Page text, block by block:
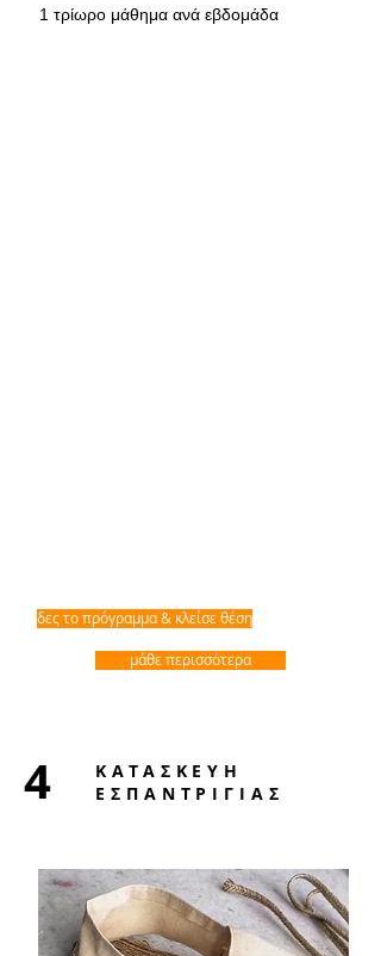
1 τρίωρο μάθημα ανά εβδομάδα
δες το πρόγραμμα & κλείσε θέση
μάθε περισσότερα
4
ΚΑΤΑΣΚΕΥΗ
ΕΣΠΑΝΤΡΙΓΙΑΣ